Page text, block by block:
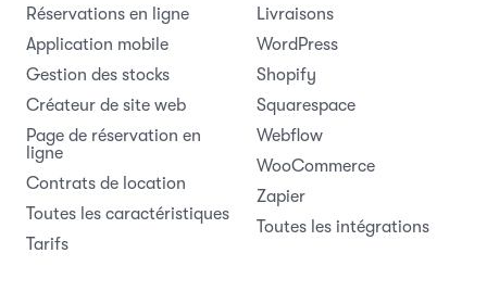
Réservations en ligne
Application mobile
Gestion des stocks
Créateur de site web
Page de réservation en
ligne
Contrats de location
Toutes les caractéristiques
Tarifs
Livraisons
WordPress
Shopify
Squarespace
Webflow
WooCommerce
Zapier
Toutes les intégrations